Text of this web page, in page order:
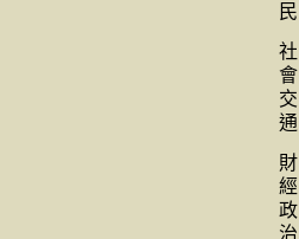
民
社
會
交
通
財
經
政
治